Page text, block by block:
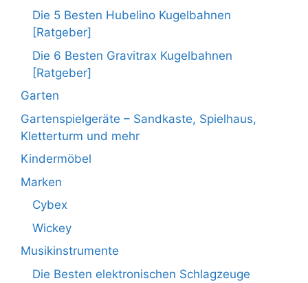
Die 5 Besten Hubelino Kugelbahnen
[Ratgeber]
Die 6 Besten Gravitrax Kugelbahnen
[Ratgeber]
Garten
Gartenspielgeräte – Sandkaste, Spielhaus,
Kletterturm und mehr
Kindermöbel
Marken
Cybex
Wickey
Musikinstrumente
Die Besten elektronischen Schlagzeuge